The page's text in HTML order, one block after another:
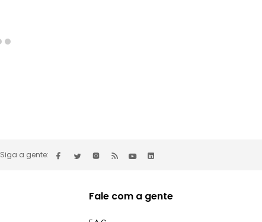
Siga a gente:
Fale com a gente